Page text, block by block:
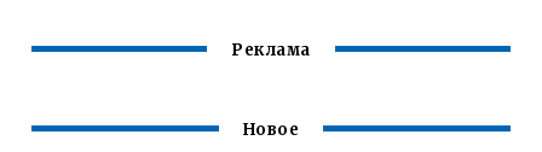
Реклама
Новое